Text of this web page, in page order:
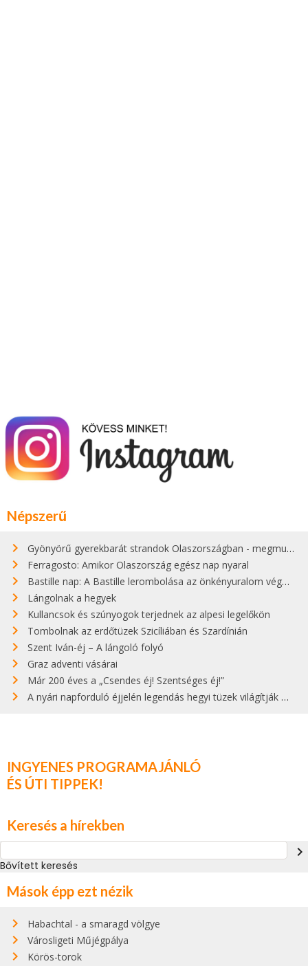
Népszerű
Gyönyörű gyerekbarát strandok Olaszországban - megmutatjuk a 15 legjobbat
Ferragosto: Amikor Olaszország egész nap nyaral
Bastille nap: A Bastille lerombolása az önkényuralom végét jelentette
Lángolnak a hegyek
Kullancsok és szúnyogok terjednek az alpesi legelőkön
Tombolnak az erdőtüzek Szicíliában és Szardínián
Szent Iván-éj – A lángoló folyó
Graz adventi vásárai
Már 200 éves a „Csendes éj! Szentséges éj!”
A nyári napforduló éjjelén legendás hegyi tüzek világítják meg Zugspitzét
INGYENES PROGRAMAJÁNLÓ
ÉS ÚTI TIPPEK!
Keresés a hírekben
navigate_next
Bővített keresés
Mások épp ezt nézik
Habachtal - a smaragd völgye
Városligeti Műjégpálya
Körös-torok